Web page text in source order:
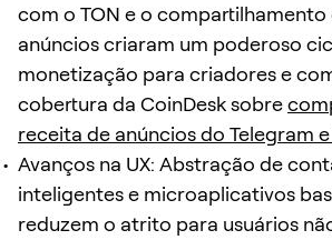
com o TON e o
anúncios criaram um poderoso
monetização para criadores e
cobertura da CoinDesk sobre
receita de anúncios do Telegram e
Avanços na UX: Abstração de
inteligentes e microaplicativos
reduzem o atrito para usuários